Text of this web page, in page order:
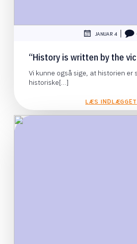
JANUAR 4
“History is written by the
Vi kunne også sige, at historien er
historiske[…]
LÆS INDLÆGGET